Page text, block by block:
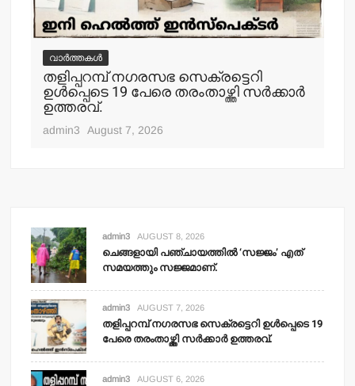
വാർത്തകൾ
തളിപ്പറമ്പ് നഗരസഭ സെക്രട്ടെറി
ഉള്‍പ്പെടെ 19 പേരെ തരംതാഴ്ത്തി സര്‍ക്കാര്‍
ഉത്തരവ്.
admin3 August 7, 2026
admin3 AUGUST 8, 2026
ചെങ്ങളായി പഞ്ചായത്തില്‍ ‘സജ്ജം’ എത്
സമയത്തും സജ്ജമാണ്.
admin3 AUGUST 7, 2026
തളിപ്പറമ്പ് നഗരസഭ സെക്രട്ടെറി ഉള്‍പ്പെടെ 19
പേരെ തരംതാഴ്ത്തി സര്‍ക്കാര്‍ ഉത്തരവ്.
admin3 AUGUST 6, 2026